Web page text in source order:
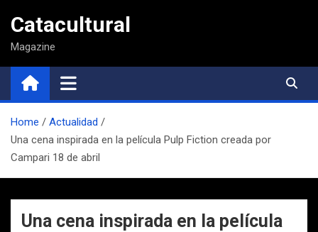
contenido
Catacultural
Magazine
Home
Actualidad
Una cena inspirada en la película Pulp Fiction creada por
Campari 18 de abril
Una cena inspirada en la película